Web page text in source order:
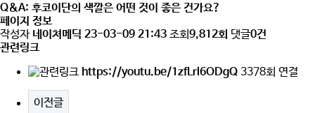
Q&A: 후코이단의 색깔은 어떤 것이 좋은 건가요?
페이지 정보
작성자 네이쳐메딕 23-03-09 21:43 조회9,812회 댓글0건
관련링크
https://youtu.be/1zfLrl6ODgQ 3378회 연결
이전글